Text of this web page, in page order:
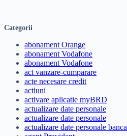
Categorii
abonament Orange
abonament Vodafone
abonament Vodafone
act vanzare-cumparare
acte necesare credit
actiuni
activare aplicatie myBRD
actualizare date personale
actualizare date personale
actualizare date personale banca